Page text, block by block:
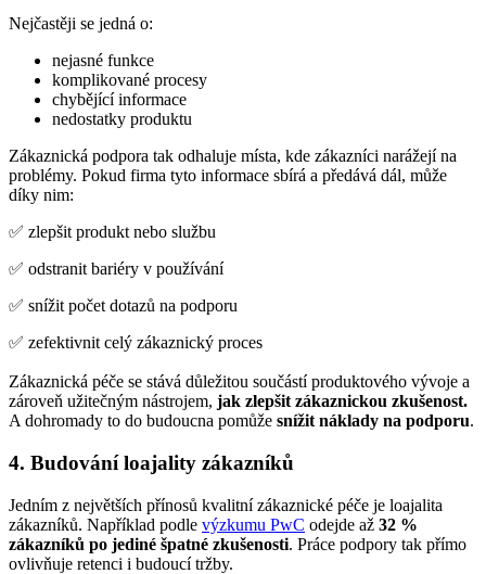
Nejčastěji se jedná o:
nejasné funkce
komplikované procesy
chybějící informace
nedostatky produktu
Zákaznická podpora tak odhaluje místa, kde zákazníci narážejí na
problémy. Pokud firma tyto informace sbírá a předává dál, může
díky nim:
✅ zlepšit produkt nebo službu
✅ odstranit bariéry v používání
✅ snížit počet dotazů na podporu
✅ zefektivnit celý zákaznický proces
Zákaznická péče se stává důležitou součástí produktového vývoje a
zároveň užitečným nástrojem, jak zlepšit zákaznickou zkušenost.
A dohromady to do budoucna pomůže snížit náklady na podporu.
4. Budování loajality zákazníků
Jedním z největších přínosů kvalitní zákaznické péče je loajalita
zákazníků. Například podle výzkumu PwC odejde až 32 %
zákazníků po jediné špatné zkušenosti. Práce podpory tak přímo
ovlivňuje retenci i budoucí tržby.